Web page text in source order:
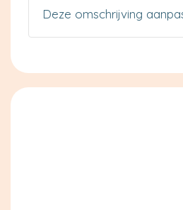
Deze omschrijving